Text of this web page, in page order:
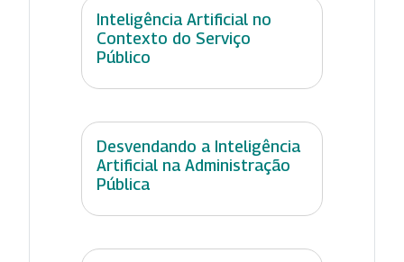
Inteligência Artificial no
Contexto do Serviço
Público
Desvendando a Inteligência
Artificial na Administração
Pública